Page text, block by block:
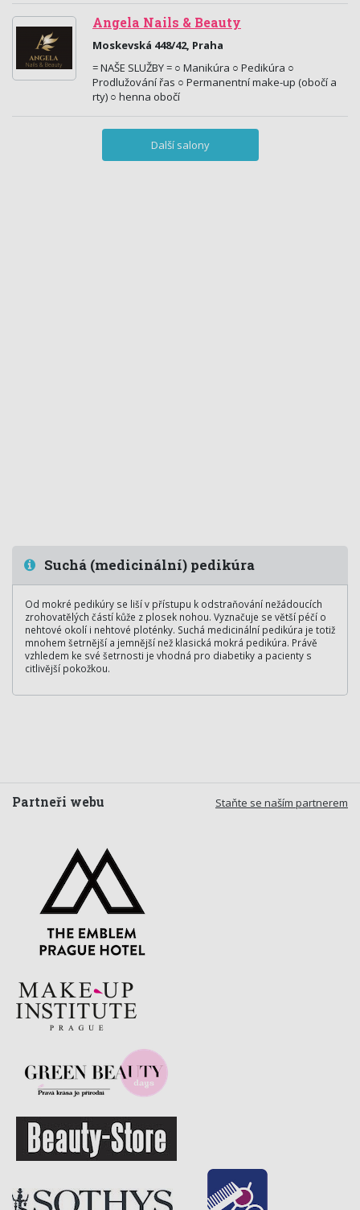
Angela Nails & Beauty
Moskevská 448/42, Praha
= NAŠE SLUŽBY = ○ Manikúra ○ Pedikúra ○
Prodlužování řas ○ Permanentní make-up (obočí a
rty) ○ henna obočí
Další salony
Suchá (medicinální) pedikúra
Od mokré pedikúry se liší v přístupu k odstraňování nežádoucích
zrohovatělých částí kůže z plosek nohou. Vyznačuje se větší péčí o
nehtové okolí i nehtové ploténky. Suchá medicinální pedikúra je totiž
mnohem šetrnější a jemnější než klasická mokrá pedikúra. Právě
vzhledem ke své šetrnosti je vhodná pro diabetiky a pacienty s
citlivější pokožkou.
Staňte se naším partnerem
Partneři webu